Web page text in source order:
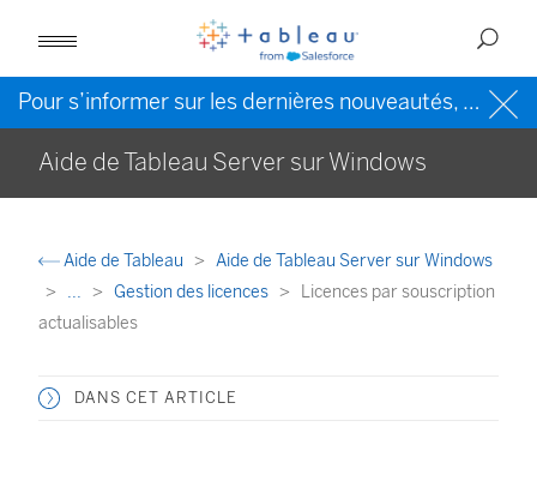
Pour s’informer sur les dernières nouveautés, veuillez consulter l’
Aide de Tableau Server sur Windows
Aide de Tableau
Aide de Tableau Server sur Windows
...
Gestion des licences
Licences par souscription
actualisables
DANS CET ARTICLE